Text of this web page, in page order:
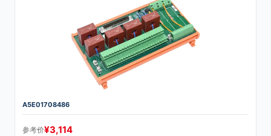
A5E01708486
参考价¥3,114